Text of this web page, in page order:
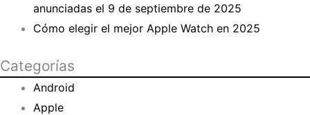
anunciadas el 9 de septiembre de 2025
Cómo elegir el mejor Apple Watch en 2025
Categorías
Android
Apple